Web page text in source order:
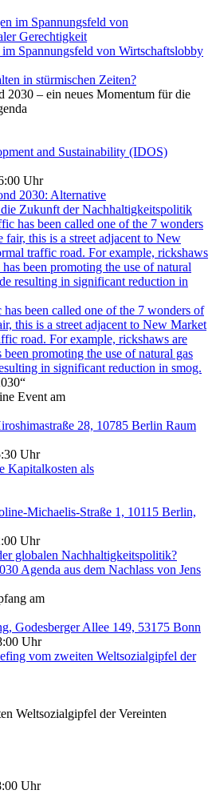
Spannungsfeld von Wirtschaftslobby
in stürmischen Zeiten?
2030 – ein neues Momentum für die
and Sustainability (IDOS)
Uhr
2030: Alternative
Zukunft der Nachhaltigkeitspolitik
been called one of the 7 wonders of
this is a street adjacent to New Market
road. For example, rickshaws are
promoting the use of natural gas
in significant reduction in smog.
Event am
28, 10785 Berlin Raum
Uhr
Kapitalkosten als
Michaelis-Straße 1, 10115 Berlin,
Uhr
globalen Nachhaltigkeitspolitik?
Agenda aus dem Nachlass von Jens
am
Godesberger Allee 149, 53175 Bonn
Uhr
vom zweiten Weltsozialgipfel der
Weltsozialgipfel der Vereinten
Uhr